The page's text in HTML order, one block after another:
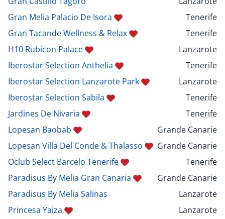
Gran Melia Palacio De Isora
Tenerife
Gran Tacande Wellness & Relax
Tenerife
H10 Rubicon Palace
Lanzarote
Iberostar Selection Anthelia
Tenerife
Iberostar Selection Lanzarote Park
Lanzarote
Iberostar Selection Sabila
Tenerife
Jardines De Nivaria
Tenerife
Lopesan Baobab
Grande Canarie
Lopesan Villa Del Conde & Thalasso
Grande Canarie
Oclub Select Barcelo Tenerife
Tenerife
Paradisus By Melia Gran Canaria
Grande Canarie
Paradisus By Melia Salinas
Lanzarote
Princesa Yaiza
Lanzarote